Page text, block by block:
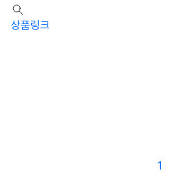
상품링크
1